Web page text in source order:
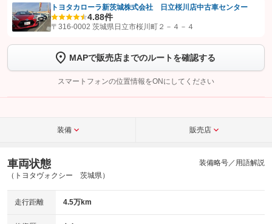
【STEP1】認証画面でグーネットを友だち追加してから「許可する」ボタンを押
トーク画面で
ボタンをタップして問い合わせを
完了してください。
こちら
トヨタカローラ新茨城株式会社 日立桜川店中古車センター
4.88件
〒316-0002 茨城県日立市桜川町２－４－４
MAPで販売店までのルートを確認する
スマートフォンの位置情報をONにしてください
装備 販売店
車両状態
（トヨタヴォクシー 茨城県）
装備略号／用語解説
走行距離 4.5万km